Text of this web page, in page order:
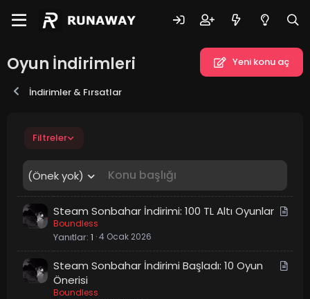
Oyun İndirimleri Yeni konu aç
İndirimler & Fırsatlar
Filtreler
(Önek yok)
M
a
l
Steam Sonbahar İndirimi: 100 TL Altı Oyunlar
Boundless
Yanıtlar 1 4 Ocak 2026
M
Steam Sonbahar İndirimi Başladı: 10 Oyun
Önerisi
Boundless